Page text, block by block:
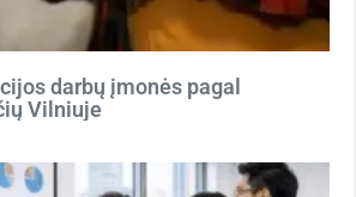
darbų įmonės pagal
Vilniuje